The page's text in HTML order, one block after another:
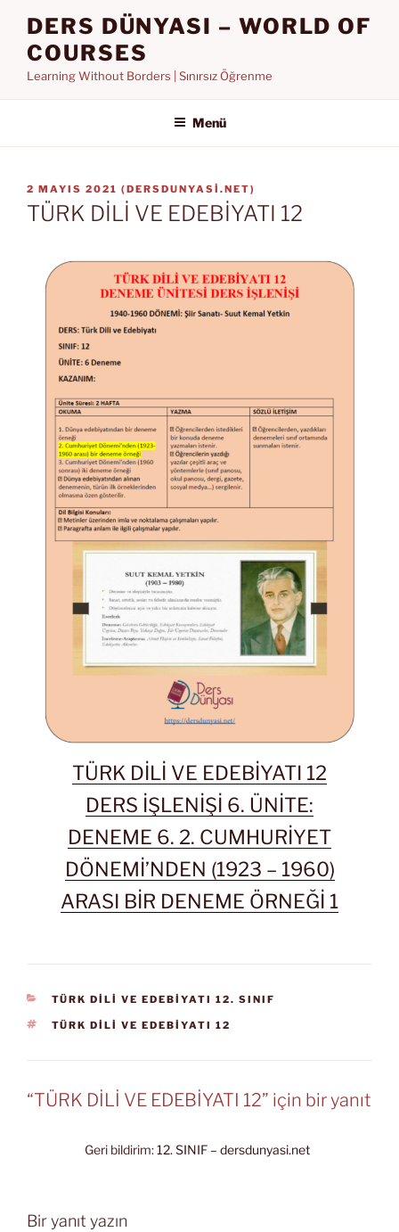
DERS DÜNYASI – WORLD OF
COURSES
Learning Without Borders | Sınırsız Öğrenme
Menü
YAYIM
TARIHI
2 MAYIS 2021 (DERSDUNYASI.NET)
TÜRK DİLİ VE EDEBİYATI 12
TÜRK DİLİ VE EDEBİYATI 12
DERS İŞLENİŞİ 6. ÜNİTE:
DENEME 6. 2. CUMHURİYET
DÖNEMİ’NDEN (1923 – 1960)
ARASI BİR DENEME ÖRNEĞİ 1
KATEGORILER
TÜRK DİLİ VE EDEBİYATI 12. SINIF
ETIKETLER
TÜRK DİLİ VE EDEBİYATI 12
“TÜRK DİLİ VE EDEBİYATI 12” için bir yanıt
Geri bildirim:12. SINIF – dersdunyasi.net
Bir yanıt yazın